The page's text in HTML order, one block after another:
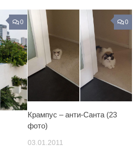
0 0
Крампус – анти-Санта (23
фото)
03.01.2011